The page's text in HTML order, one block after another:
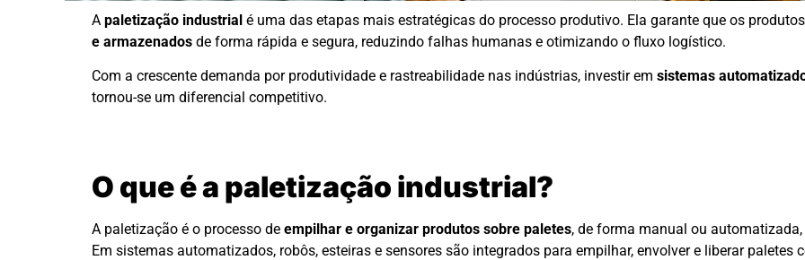
A paletização industrial é uma das etapas mais estratégicas do processo produtivo. Ela garante que os
e armazenados de forma rápida e segura, reduzindo falhas humanas e otimizando o fluxo logístico.
Com a crescente demanda por produtividade e rastreabilidade nas indústrias, investir em sistemas
tornou-se um diferencial competitivo.
O que é a paletização industrial?
A paletização é o processo de empilhar e organizar produtos sobre paletes, de forma manual ou
Em sistemas automatizados, robôs, esteiras e sensores são integrados para empilhar, envolver e liberar